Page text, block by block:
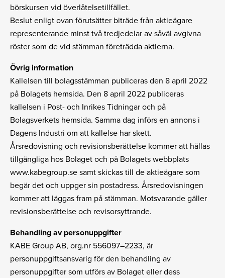
börskursen vid överlåtelsetillfället.
Beslut enligt ovan förutsätter biträde från aktieägare
representerande minst två tredjedelar av såväl avgivna
röster som de vid stämman företrädda aktierna.
Övrig information
Kallelsen till bolagsstämman publiceras den 8 april 2022
på Bolagets hemsida. Den 8 april 2022 publiceras
kallelsen i Post- och Inrikes Tidningar och på
Bolagsverkets hemsida. Samma dag införs en annons i
Dagens Industri om att kallelse har skett.
Årsredovisning och revisionsberättelse kommer att hållas
tillgängliga hos Bolaget och på Bolagets webbplats
www.kabegroup.se samt skickas till de aktieägare som
begär det och uppger sin postadress. Årsredovisningen
kommer att läggas fram på stämman. Motsvarande gäller
revisionsberättelse och revisorsyttrande.
Behandling av personuppgifter
KABE Group AB, org.nr 556097–2233, är
personuppgiftsansvarig för den behandling av
personuppgifter som utförs av Bolaget eller dess